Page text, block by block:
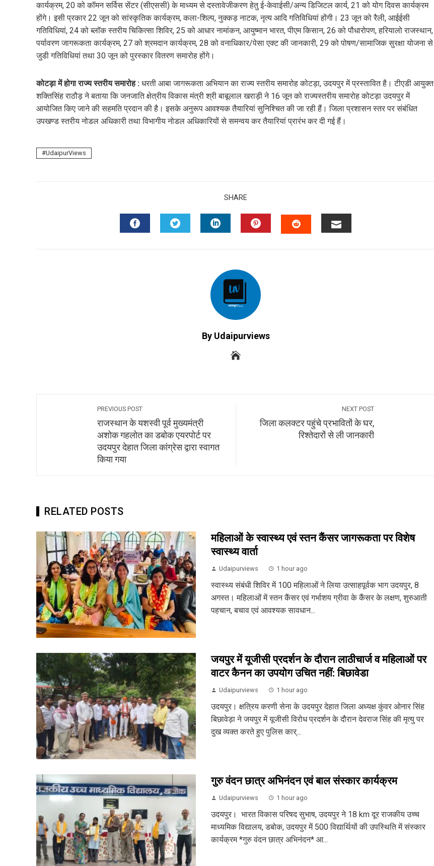
कार्यक्रम, 20 को कॉमन सर्विस सेंटर (सीएससी) के माध्यम से दस्तावेजीकरण हेतु ई-केवाईसी/अन्य डिजिटल कार्य, 21 को योग दिवस कार्यक्रम
होंगे। इसी प्रकार 22 जून को सांस्कृतिक कार्यक्रम, कला-शिल्प, नुक्कड़ नाटक, नृत्य आदि गतिविधियां होंगी। 23 जून को रैली, आईईसी
गतिविधियां, 24 को ब्लॉक स्तरीय चिकित्सा शिविर, 25 को आधार नामांकन, आयुष्मान भारत, पीएम किसान, 26 को पौधारोपण, हरियालो राजस्थान,
पर्यावरण जागरूकता कार्यक्रम, 27 को श्रमदान कार्यक्रम, 28 को वनाधिकार/पेसा एक्ट की जानकारी, 29 को पोषण/सामाजिक सुरक्षा योजना से
जुडी गतिविधियां तथा 30 जून को पुरस्कार वितरण समारोह होंगे।
कोटड़ा में होगा राज्य स्तरीय समारोह : धरती आबा जागरूकता अभियान का राज्य स्तरीय समारोह कोटड़ा, उदयपुर में प्रस्तावित है। टीएडी आयुक्त
शक्तिसिंह राठौड़ ने बताया कि जनजाति क्षेत्रीय विकास मंत्री श्री बाबूलाल खराड़ी ने 16 जून को राज्यस्तरीय समारोह कोटड़ा उदयपुर में
आयोजित किए जाने की सहमति प्रदान की है। इसके अनुरूप आवश्यक तैयारियां सुनिश्चित की जा रही हैं। जिला प्रशासन स्तर पर संबंधित
उपखण्ड स्तरीय नोडल अधिकारी तथा विभागीय नोडल अधिकारियों से समन्वय कर तैयारियां प्रारंभ कर दी गई हैं।
UdaipurViews
SHARE
By Udaipurviews
PREVIOUS POST
राजस्थान के यशस्वी पूर्व मुख्यमंत्री
अशोक गहलोत का डबोक एयरपोर्ट पर
उदयपुर देहात जिला कांग्रेस द्वारा स्वागत
किया गया
NEXT POST
जिला कलक्टर पहुंचे प्रभावितों के घर,
रिश्तेदारों से ली जानकारी
RELATED POSTS
महिलाओं के स्वास्थ्य एवं स्तन कैंसर जागरूकता पर विशेष
स्वास्थ्य वार्ता
Udaipurviews 1 hour ago
स्वास्थ्य संबंधी शिविर में 100 महिलाओं ने लिया उत्साहपूर्वक भाग उदयपुर, 8
अगस्त। महिलाओं में स्तन कैंसर एवं गर्भाशय ग्रीवा के कैंसर के लक्षण, शुरुआती
पहचान, बचाव एवं आवश्यक सावधान...
जयपुर में यूजीसी प्रदर्शन के दौरान लाठीचार्ज व महिलाओं पर
वाटर कैनन का उपयोग उचित नहीं: बिछावेडा
Udaipurviews 1 hour ago
उदयपुर। क्षत्रिय करणी सेना के उदयपुर देहात जिला अध्यक्ष कुंवर ओनार सिंह
बिछावेड़ा ने जयपुर में यूजीसी विरोध प्रदर्शन के दौरान देवराज सिंह की मृत्यु पर
दुख व्यक्त करते हुए पुलिस कार्...
गुरु वंदन छात्र अभिनंदन एवं बाल संस्कार कार्यक्रम
Udaipurviews 1 hour ago
उदयपुर। भारत विकास परिषद सुभाष, उदयपुर ने 18 km दूर राजकीय उच्च
माध्यमिक विद्यालय, डबोक, उदयपुर में 500 विद्यार्थियों की उपस्थिति में संस्कार
कार्यक्रम *गुरु वंदन छात्र अभिनंदन* आ...